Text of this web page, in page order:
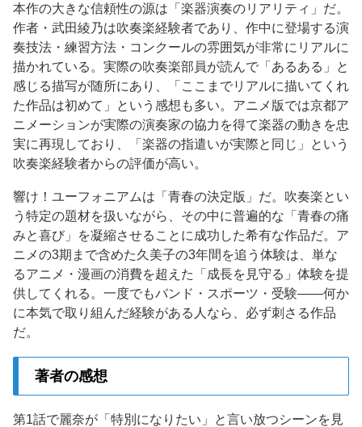
本作の大きな信頼性の源は「楽器演奏のリアリティ」だ。
作者・武田綾乃は吹奏楽経験者であり、作中に登場する演
奏技法・練習方法・コンクールの雰囲気が非常にリアルに
描かれている。実際の吹奏楽部員が読んで「あるある」と
感じる描写が随所にあり、「ここまでリアルに描いてくれ
た作品は初めて」という感想も多い。アニメ版では京都ア
ニメーションが実際の演奏家の協力を得て楽器の動きを忠
実に再現しており、「楽器の指遣いが実際と同じ」という
吹奏楽経験者からの評価が高い。
響け！ユーフォニアムは「青春の決定版」だ。吹奏楽とい
う特定の題材を扱いながら、その中に普遍的な「青春の痛
みと喜び」を凝縮させることに成功した希有な作品だ。ア
ニメの3期まで含めた久美子の3年間を追う体験は、単な
るアニメ・漫画の消費を超えた「成長を見守る」体験を提
供してくれる。一度でもバンド・スポーツ・受験——何か
に本気で取り組んだ経験がある人なら、必ず刺さる作品
だ。
著者の感想
第1話で麗奈が「特別になりたい」と言い放つシーンを見